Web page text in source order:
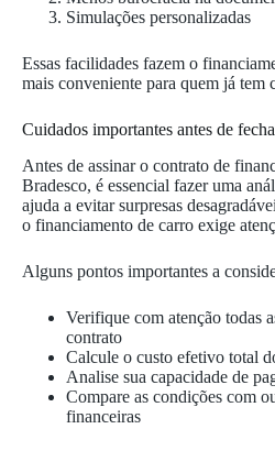
Simulações personalizadas
Essas facilidades fazem o
mais conveniente para quem já tem
Cuidados importantes antes de
Antes de assinar o contrato de
Bradesco, é essencial fazer uma
ajuda a evitar surpresas
o financiamento de carro exige
Alguns pontos importantes a
Verifique com atenção todas
contrato
Calcule o custo efetivo total
Analise sua capacidade de
Compare as condições com
financeiras